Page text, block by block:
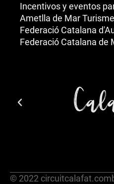
Incentivos y eventos
Ametlla de Mar Turisme
Federació Catalana
Federació Catalana de
© 2022 circuitcalafat.com